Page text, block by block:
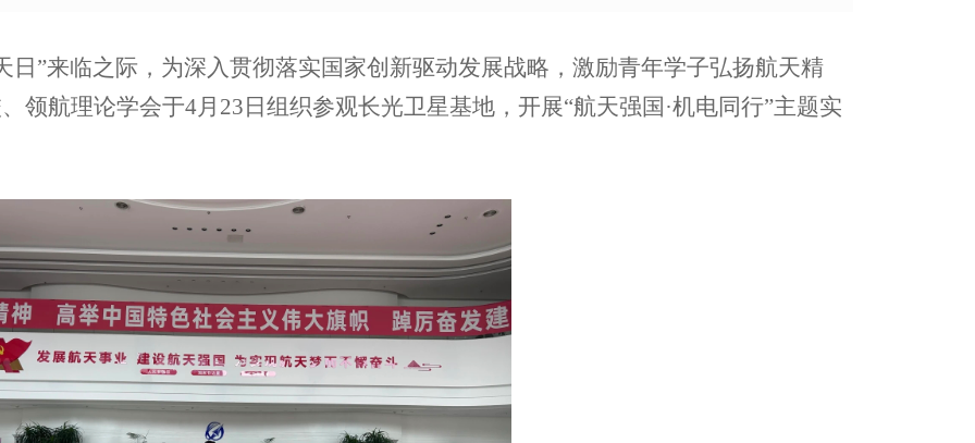
日”来临之际，为深入贯彻落实国家创新驱动发展战略，激励青年学子弘扬航天精
领航理论学会于4月23日组织参观长光卫星基地，开展“航天强国·机电同行”主题实